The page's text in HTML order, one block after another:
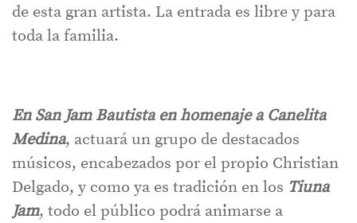
de esta gran artista. La entrada es libre y para
toda la familia.
En San Jam Bautista en homenaje a Canelita
Medina, actuará un grupo de destacados
músicos, encabezados por el propio Christian
Delgado, y como ya es tradición en los Tiuna
Jam, todo el público podrá animarse a